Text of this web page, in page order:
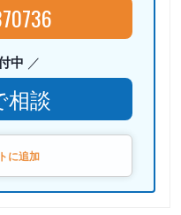
中
相談
に追加